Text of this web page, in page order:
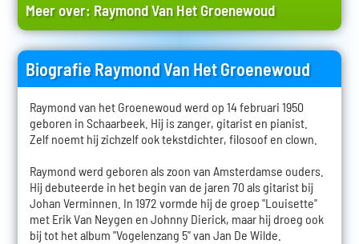
Meer over: Raymond Van Het Groenewoud
Biografie Raymond Van Het Groenewoud
Raymond van het Groenewoud werd op 14 februari 1950
geboren in Schaarbeek. Hij is zanger, gitarist en pianist.
Zelf noemt hij zichzelf ook tekstdichter, filosoof en clown.
Raymond werd geboren als zoon van Amsterdamse ouders.
Hij debuteerde in het begin van de jaren 70 als gitarist bij
Johan Verminnen. In 1972 vormde hij de groep "Louisette"
met Erik Van Neygen en Johnny Dierick, maar hij droeg ook
bij tot het album "Vogelenzang 5" van Jan De Wilde.